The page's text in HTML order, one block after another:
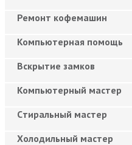
Ремонт кофемашин
Компьютерная помощь
Вскрытие замков
Компьютерный мастер
Cтиральный мастер
Холодильный мастер